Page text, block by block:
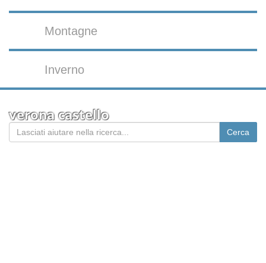
Montagne
Inverno
verona castello